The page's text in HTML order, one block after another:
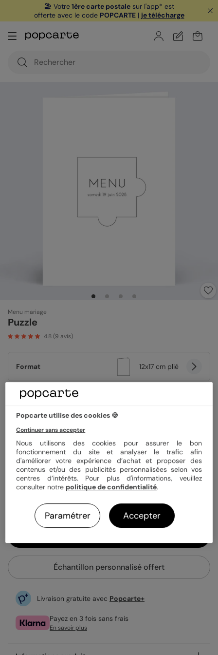
🏖️ Votre1ère carte postale sur l'app* est
offerte avec le code POPCARTE| je télécharge
Menu mariage
Puzzle
4.8(9 avis)
Format 12x17 cm plié
3,25 €
Fabrication française
Échantillon personnalisé offert
Livraison gratuite avec Popcarte+
Payez en 3 fois sans frais
En savoir plus
Popcarte utilise des cookies 🍪
Continuer sans accepter
Nous utilisons des cookies pour assurer le bon
fonctionnement du site et analyser le trafic afin
d'améliorer votre expérience d’achat et proposer des
contenus et/ou des publicités personnalisées selon vos
centres d’intérêts. Pour plus d'informations, veuillez
consulter notre politique de confidentialité.
Paramétrer Accepter